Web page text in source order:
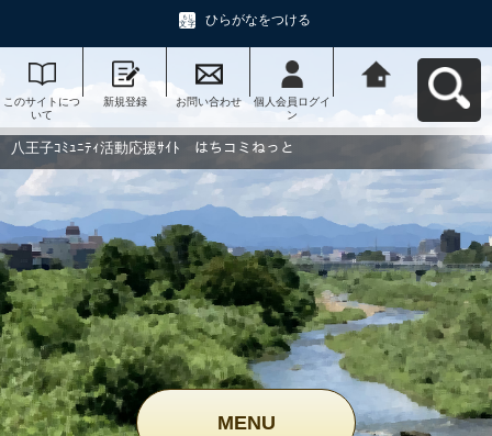
ひらがなをつける
このサイトにつ
いて
新規登録 お問い合わせ
個人会員ログイ
ン
動応援ｻｲﾄ はち
コミねっとへ戻
八王子ｺﾐｭﾆﾃｨ活動応援ｻｲﾄ はちコミねっと
MENU